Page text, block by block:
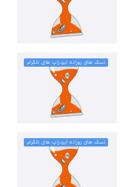
تسک های روزانه ایردراپ های تلگرام
تسک های روزانه ایردراپ های تلگرام